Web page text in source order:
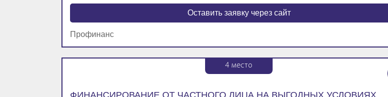
Оставить заявку через сайт
Профинанс
4 место